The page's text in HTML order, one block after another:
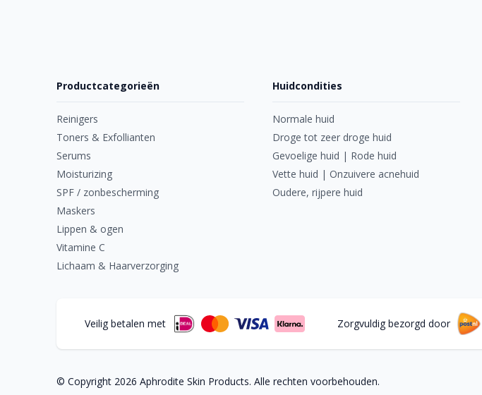
Productcategorieën
Reinigers
Toners & Exfollianten
Serums
Moisturizing
SPF / zonbescherming
Maskers
Lippen & ogen
Vitamine C
Lichaam & Haarverzorging
Huidcondities
Normale huid
Droge tot zeer droge huid
Gevoelige huid | Rode huid
Vette huid | Onzuivere acnehuid
Oudere, rijpere huid
Veilig betalen met Zorgvuldig bezorgd door
© Copyright 2026 Aphrodite Skin Products. Alle rechten voorbehouden.